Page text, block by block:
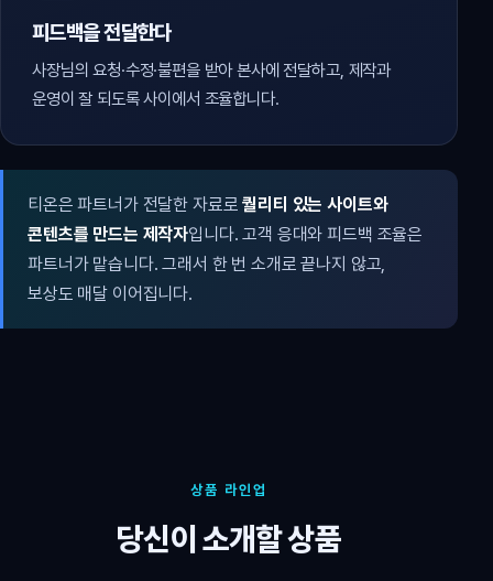
피드백을 전달한다
사장님의 요청·수정·불편을 받아 본사에 전달하고, 제작과
운영이 잘 되도록 사이에서 조율합니다.
티온은 파트너가 전달한 자료로퀄리티 있는 사이트와
콘텐츠를 만드는 제작자입니다. 고객 응대와 피드백 조율은
파트너가 맡습니다. 그래서 한 번 소개로 끝나지 않고,
보상도 매달 이어집니다.
상품 라인업
당신이 소개할 상품